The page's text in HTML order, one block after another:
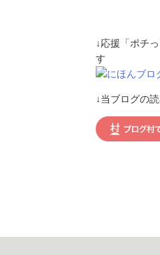
↓応援「ポチ
す
↓当ブログの